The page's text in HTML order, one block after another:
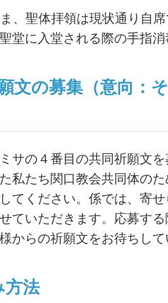
、聖体拝領は現状通り自席
堂に入堂される際の手指消
文の募集（意向：
サの４番目の共同祈願文
私たち関口教会共同体の
てください。係では、寄
ていただきます。応募す
からの祈願文をお待ちして
方法